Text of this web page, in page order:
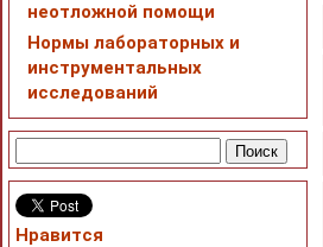
неотложной помощи
Нормы лабораторных и
инструментальных
исследований
Нравится